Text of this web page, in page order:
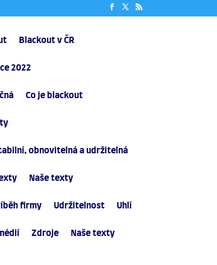
Blackout v ČR
2022
Co je blackout
obnovitelná a udržitelná
Naše texty
firmy Udržitelnost Uhlí
Zdroje Naše texty